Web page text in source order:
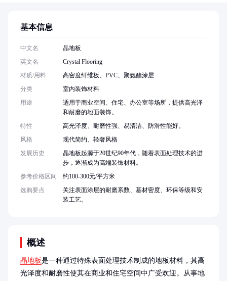
概述
晶地板是一种通过特殊表面处理技术制成的地板材料，其高
光泽度和耐磨性使其在商业和住宅空间中广受欢迎。从事地
基本信息
中文名
晶地板
英文名
Crystal Flooring
材质/用料
高密度纤维板、PVC、聚氨酯涂层
分类
室内装饰材料
用途
适用于商业空间、住宅、办公室等场所，提供高光泽
和耐磨的地面装饰。
特性
高光泽度、耐磨性强、易清洁、防滑性能好。
风格
现代简约、轻奢风格
发展历史
晶地板起源于20世纪90年代，随着表面处理技术的进
步，逐渐成为高端装饰材料。
参考价格区间
约100-300元/平方米
选购要点
关注表面涂层的耐磨系数、基材密度、环保等级和安
装工艺。